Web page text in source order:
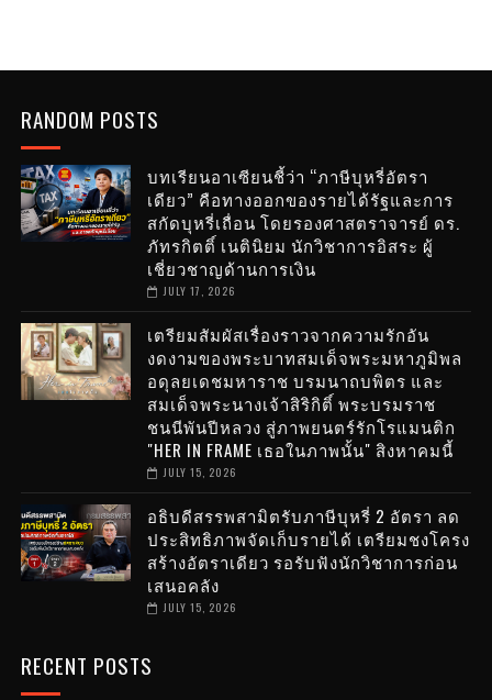
RANDOM POSTS
บทเรียนอาเซียนชี้ว่า “ภาษีบุหรี่อัตรา
เดียว” คือทางออกของรายได้รัฐและการ
สกัดบุหรี่เถื่อน โดยรองศาสตราจารย์ ดร.
ภัทรกิตติ์ เนตินิยม นักวิชาการอิสระ ผู้
เชี่ยวชาญด้านการเงิน
JULY 17, 2026
เตรียมสัมผัสเรื่องราวจากความรักอัน
งดงามของพระบาทสมเด็จพระมหาภูมิพล
อดุลยเดชมหาราช บรมนาถบพิตร และ
สมเด็จพระนางเจ้าสิริกิติ์ พระบรมราช
ชนนีพันปีหลวง สู่ภาพยนตร์รักโรแมนติก
"HER IN FRAME เธอในภาพนั้น" สิงหาคมนี้
JULY 15, 2026
อธิบดีสรรพสามิตรับภาษีบุหรี่ 2 อัตรา ลด
ประสิทธิภาพจัดเก็บรายได้ เตรียมชงโครง
สร้างอัตราเดียว รอรับฟังนักวิชาการก่อน
เสนอคลัง
JULY 15, 2026
RECENT POSTS